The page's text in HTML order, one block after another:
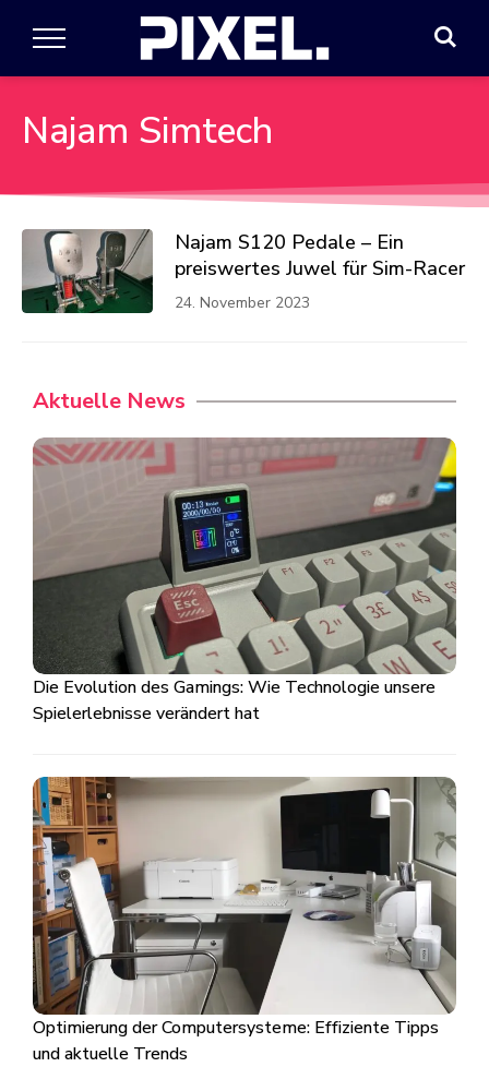
Najam Simtech
Najam S120 Pedale – Ein
preiswertes Juwel für Sim-Racer
24. November 2023
Aktuelle News
Die Evolution des Gamings: Wie Technologie unsere
Spielerlebnisse verändert hat
Optimierung der Computersysteme: Effiziente Tipps
und aktuelle Trends